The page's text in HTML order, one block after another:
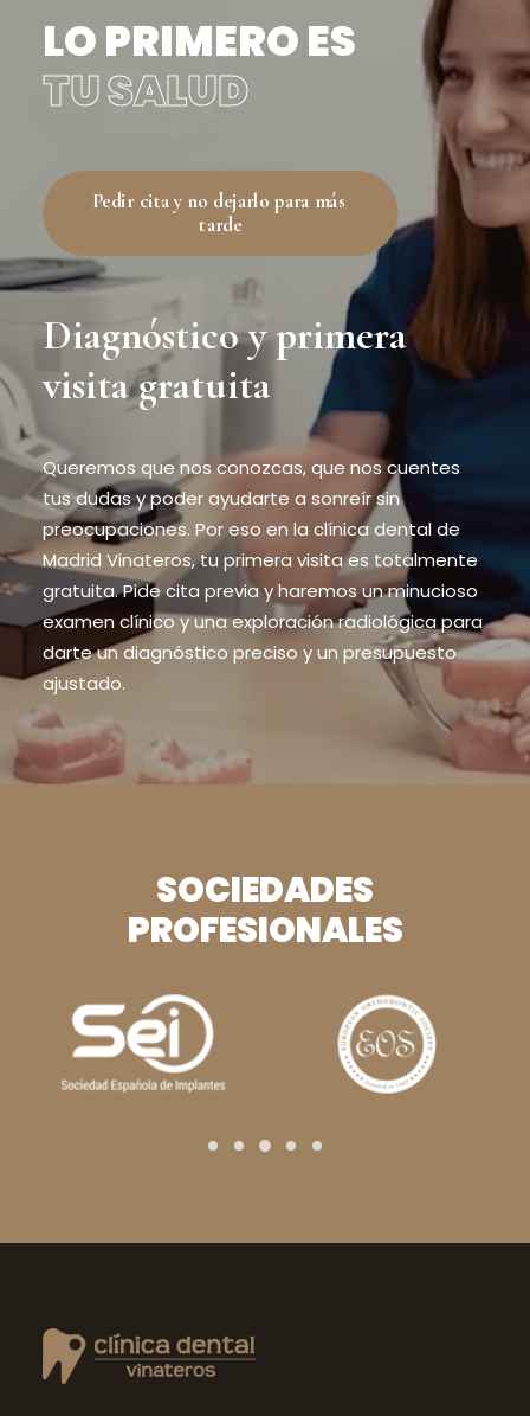
LO PRIMERO ES
TU SALUD
Pedir cita y no dejarlo para más
tarde
Diagnóstico y primera
visita gratuita
Queremos que nos conozcas, que nos cuentes
tus dudas y poder ayudarte a sonreír sin
preocupaciones. Por eso en la clínica dental de
Madrid Vinateros, tu primera visita es totalmente
gratuita. Pide cita previa y haremos un minucioso
examen clínico y una exploración radiológica para
darte un diagnóstico preciso y un presupuesto
ajustado.
SOCIEDADES
PROFESIONALES